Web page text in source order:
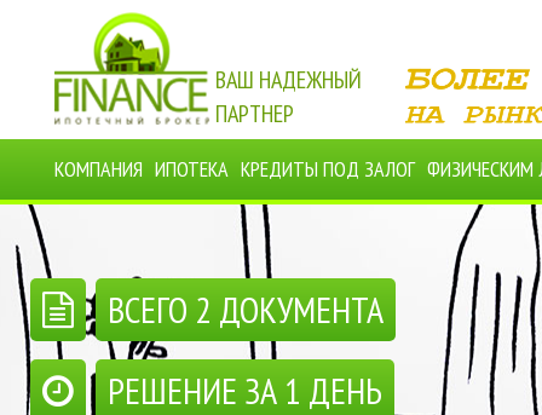
ВАШ НАДЕЖНЫЙ
ПАРТНЕР
КОМПАНИЯ ИПОТЕКА КРЕДИТЫ ПОД ЗАЛОГ
ВСЕГО 2 ДОКУМЕНТА
РЕШЕНИЕ ЗА 1 ДЕНЬ